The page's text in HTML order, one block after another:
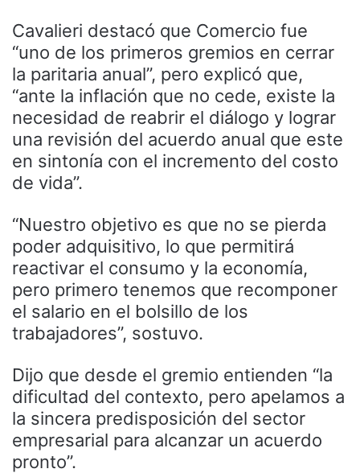
Cavalieri destacó que Comercio fue
“uno de los primeros gremios en cerrar
la paritaria anual”, pero explicó que,
“ante la inflación que no cede, existe la
necesidad de reabrir el diálogo y lograr
una revisión del acuerdo anual que este
en sintonía con el incremento del costo
de vida”.
“Nuestro objetivo es que no se pierda
poder adquisitivo, lo que permitirá
reactivar el consumo y la economía,
pero primero tenemos que recomponer
el salario en el bolsillo de los
trabajadores”, sostuvo.
Dijo que desde el gremio entienden “la
dificultad del contexto, pero apelamos a
la sincera predisposición del sector
empresarial para alcanzar un acuerdo
pronto”.